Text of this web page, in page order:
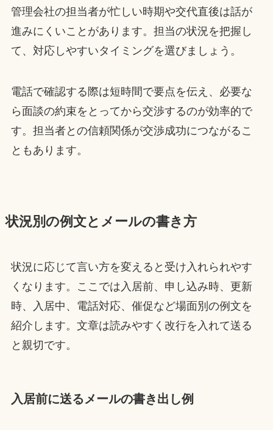
管理会社の担当者が忙しい時期や交代直後は話が
進みにくいことがあります。担当の状況を把握し
て、対応しやすいタイミングを選びましょう。
電話で確認する際は短時間で要点を伝え、必要な
ら面談の約束をとってから交渉するのが効率的で
す。担当者との信頼関係が交渉成功につながるこ
ともあります。
状況別の例文とメールの書き方
状況に応じて言い方を変えると受け入れられやす
くなります。ここでは入居前、申し込み時、更新
時、入居中、電話対応、催促など場面別の例文を
紹介します。文章は読みやすく改行を入れて送る
と親切です。
入居前に送るメールの書き出し例